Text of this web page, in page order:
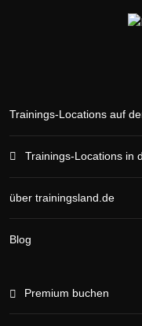
Trainings-Locations auf
Trainings-Locations in
über trainingsland.de
Blog
Premium buchen